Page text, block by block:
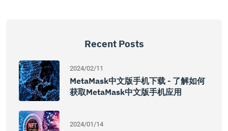
Recent Posts
2024/02/11
MetaMask中文版手机下载 - 了解如何
获取MetaMask中文版手机应用
2024/01/14